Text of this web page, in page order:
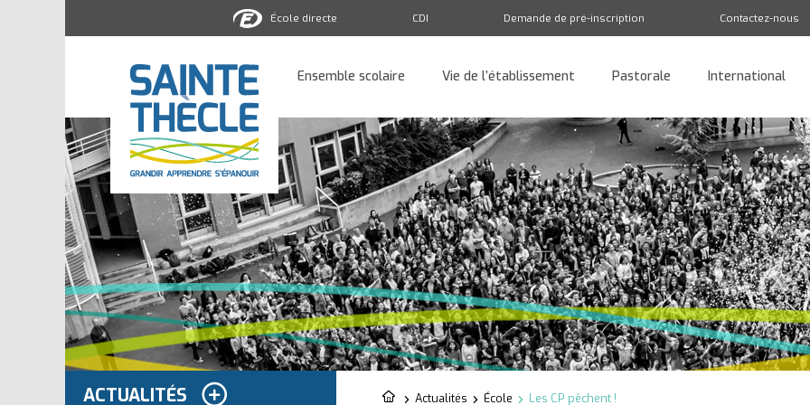
scolaire
Sainte-
Thècle
Ensemble scolaire Vie de l’établissement Pastorale International
École directe CDI Demande de pré-inscription Contactez-nous
Retour
Actualités École Les CP pêchent !
ACTUALITÉS